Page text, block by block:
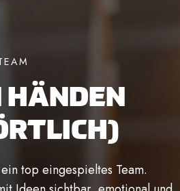
HÄNDEN
top eingespieltes Team.